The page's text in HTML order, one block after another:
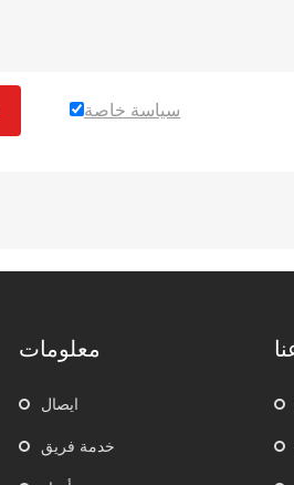
سياسة خاصة
معلومات
ايصال
خدمة فريق